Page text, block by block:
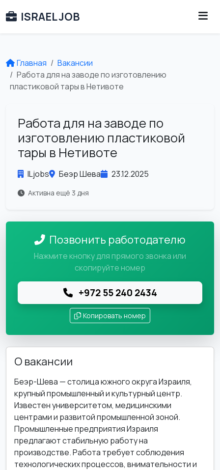
ISRAEL JOB
Главная
Вакансии
Работа для на заводе по изготовлению
пластиковой тары в Нетивоте
Работа для на заводе по
изготовлению пластиковой
тары в Нетивоте
ILjobs Беэр Шева 23.12.2025
Активна ещё 3 дня
Позвонить работодателю
Нажмите кнопку для прямого звонка или
скопируйте номер
+972 55 240 2434
Копировать номер
О вакансии
Беэр-Шева — столица южного округа Израиля,
крупный промышленный и культурный центр.
Известен университетом, медицинскими
центрами и развитой промышленной зоной.
Промышленные предприятия Израиля
предлагают стабильную работу на
производстве. Работа требует соблюдения
технологических процессов, внимательности и